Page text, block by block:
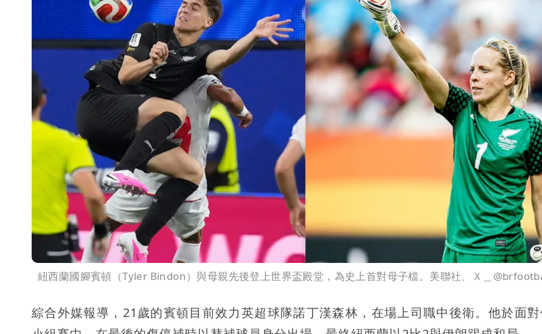
紐西蘭國腳賓頓（Tyler Bindon）與母親先後登上世界盃殿堂，為史上首對母子檔。美聯社、Ｘ＿
綜合外媒報導，21歲的賓頓目前效力英超球隊諾丁漢森林，在場上司職中後衛。他於面